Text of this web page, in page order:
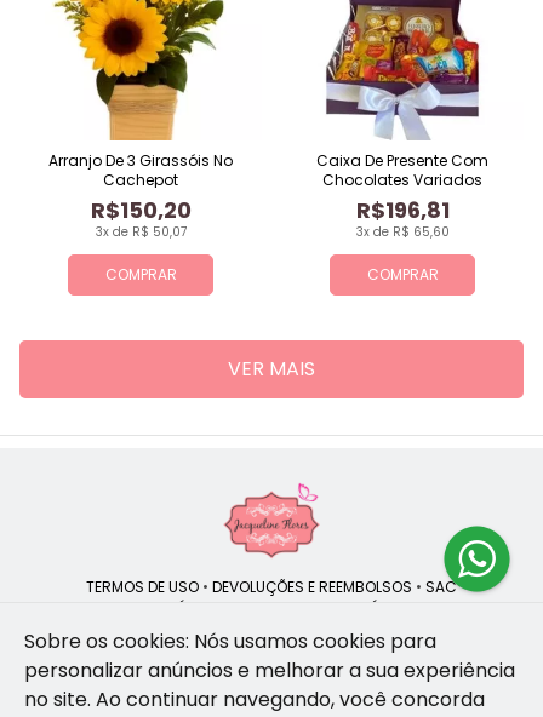
COMPRAR
3x de R$ 50,07
R$150,20
Arranjo De 3 Girassóis No
Cachepot
COMPRAR
3x de R$ 65,60
R$196,81
Caixa De Presente Com
Chocolates Variados
VER MAIS
TERMOS DE USO • DEVOLUÇÕES E REEMBOLSOS • SAC
POLÍTICA DE PRIVACIDADE POLÍTICA DE COOKIES
Jacqueline Flores | CNPJ: 47.335.418/0001-13
Sobre os cookies: Nós usamos cookies para
personalizar anúncios e melhorar a sua experiência
no site. Ao continuar navegando, você concorda